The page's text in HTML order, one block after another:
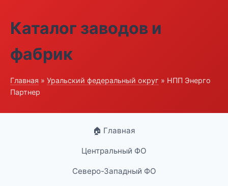
Каталог заводов и
фабрик
Главная » Уральский федеральный округ » НПП Энерго
Партнер
🏠 Главная
Центральный ФО
Северо-Западный ФО